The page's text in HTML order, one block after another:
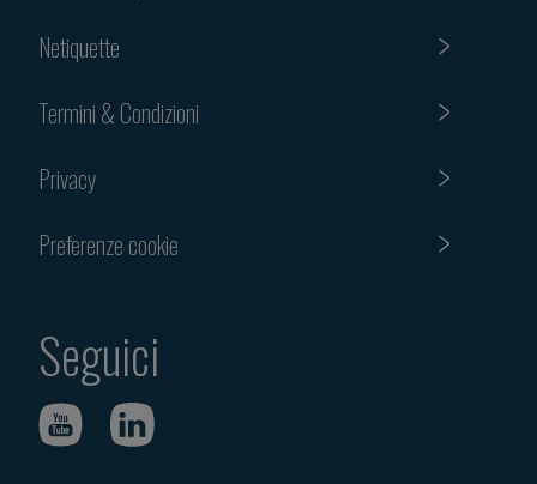
Netiquette
Termini & Condizioni
Privacy
Preferenze cookie
Seguici